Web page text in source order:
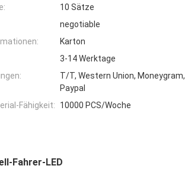
10 Sätze
negotiable
Karton
3-14 Werktage
T/T, Western Union, Moneygram,
Paypal
Fähigkeit:
10000 PCS/Woche
Fahrer-LED